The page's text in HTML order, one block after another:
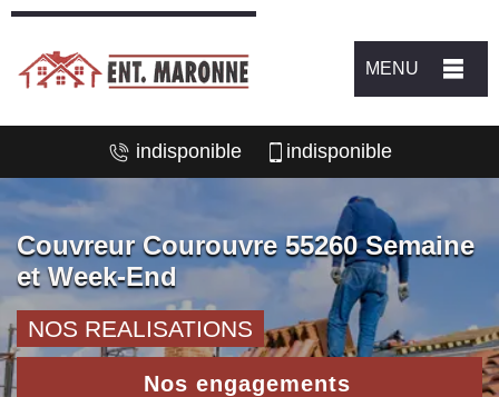
MENU
indisponible indisponible
Couvreur Courouvre 55260 Semaine
et Week-End
NOS REALISATIONS
Nos engagements